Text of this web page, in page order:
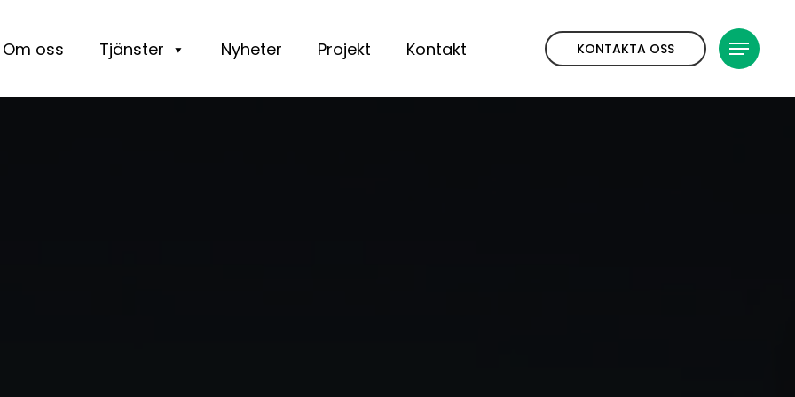
Om oss Tjänster Nyheter Projekt Kontakt KONTAKTA OSS Meny